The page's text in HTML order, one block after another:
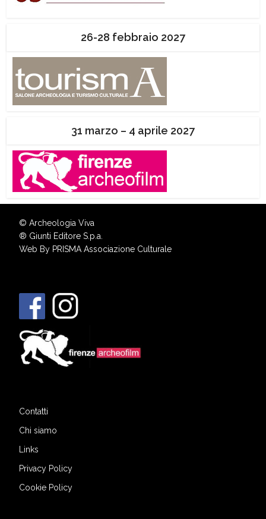
26-28 febbraio 2027
31 marzo – 4 aprile 2027
© Archeologia Viva
® Giunti Editore S.p.a.
Web By PRISMA Associazione Culturale
Contatti
Chi siamo
Links
Privacy Policy
Cookie Policy